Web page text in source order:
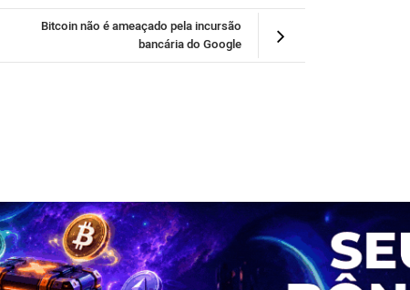
Bitcoin não é ameaçado pela incursão
bancária do Google